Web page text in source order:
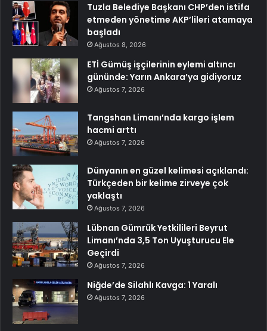
Tuzla Belediye Başkanı CHP’den istifa
etmeden yönetime AKP’lileri atamaya
başladı
Ağustos 8, 2026
ETİ Gümüş işçilerinin eylemi altıncı
gününde: Yarın Ankara’ya gidiyoruz
Ağustos 7, 2026
Tangshan Limanı’nda kargo işlem
hacmi arttı
Ağustos 7, 2026
Dünyanın en güzel kelimesi açıklandı:
Türkçeden bir kelime zirveye çok
yaklaştı
Ağustos 7, 2026
Lübnan Gümrük Yetkilileri Beyrut
Limanı’nda 3,5 Ton Uyuşturucu Ele
Geçirdi
Ağustos 7, 2026
Niğde’de Silahlı Kavga: 1 Yaralı
Ağustos 7, 2026